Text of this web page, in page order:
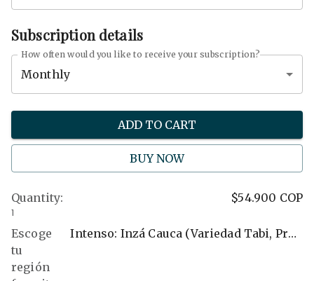
Subscription details
How often would you like to receive your subscription?
Monthly
ADD TO CART
BUY NOW
Quantity:
1
$54.900 COP
Escoge
tu
región
Intenso: Inzá Cauca (variedad Tabi, Proceso Lavado)